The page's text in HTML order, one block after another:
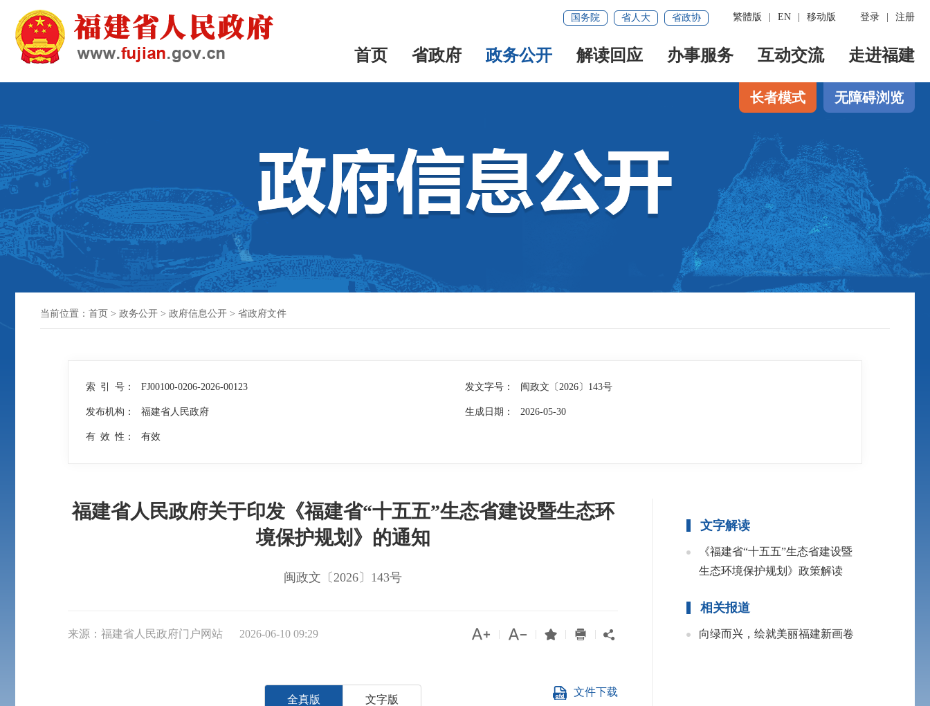
登录 注册
繁體版 EN 移动版
国务院 省人大 省政协
首页 省政府 政务公开 解读回应 办事服务 互动交流 走进福建
长者模式 无障碍浏览
当前位置： 首页 > 政务公开 > 政府信息公开 > 省政府文件
索 引 号： FJ00100-0206-2026-00123 发文字号： 闽政文〔2026〕143号
发布机构： 福建省人民政府 生成日期： 2026-05-30
有 效 性： 有效
福建省人民政府关于印发《福建省“十五五”生态省建设暨生态环
境保护规划》的通知
闽政文〔2026〕143号
来源：福建省人民政府门户网站 2026-06-10 09:29     
全真版 文字版
文件下载
文字解读
《福建省“十五五”生态省建设暨
生态环境保护规划》政策解读
相关报道
向绿而兴，绘就美丽福建新画卷